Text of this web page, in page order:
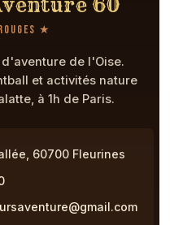
60
★
de l'Oise.
et activités nature
à 1h de Paris.
60700 Fleurines